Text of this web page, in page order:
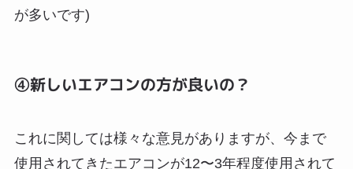
が多いです)
④新しいエアコンの方が良いの？
これに関しては様々な意見がありますが、今まで
使用されてきたエアコンが12〜3年程度使用されて